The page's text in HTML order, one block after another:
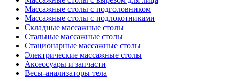
Массажные столы с подголовником
Массажные столы с подлокотниками
Складные массажные столы
Стальные массажные столы
Стационарные массажные столы
Электрические массажные столы
Аксессуары и запчасти
Весы-анализаторы тела